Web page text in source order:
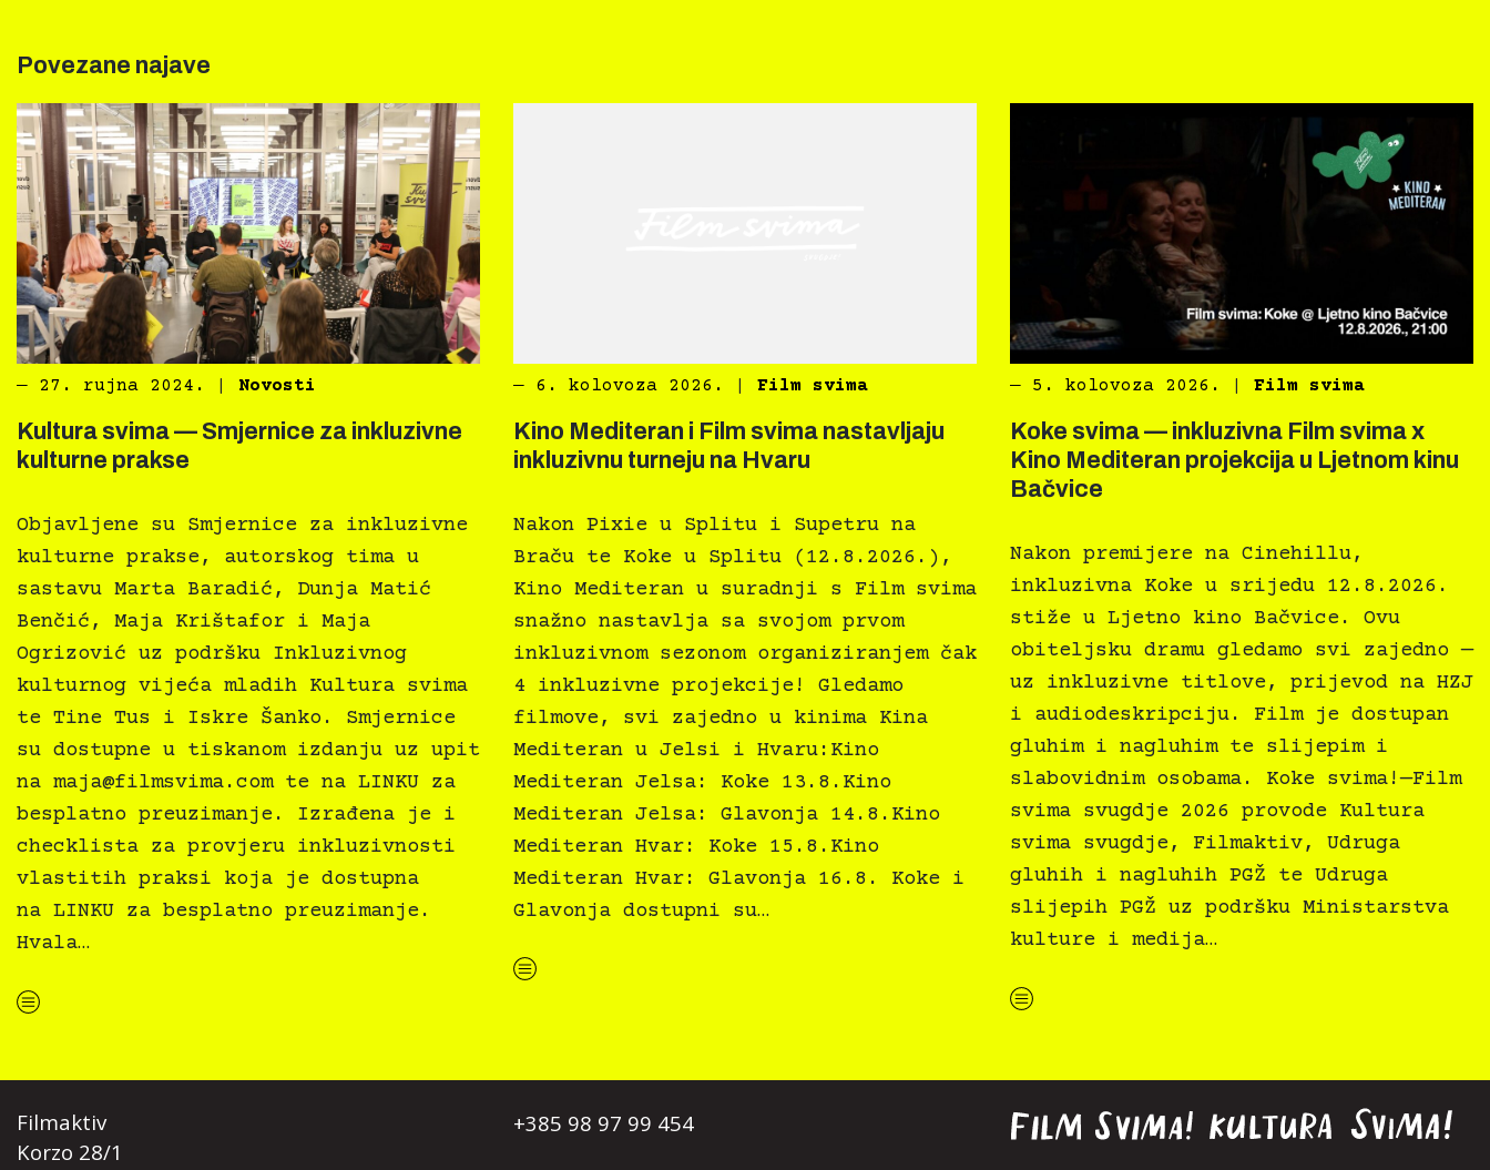
Povezane najave
― 27. rujna 2024. Novosti
Kultura svima — Smjernice za inkluzivne
kulturne prakse
Objavljene su Smjernice za inkluzivne
kulturne prakse, autorskog tima u
sastavu Marta Baradić, Dunja Matić
Benčić, Maja Krištafor i Maja
Ogrizović uz podršku Inkluzivnog
kulturnog vijeća mladih Kultura svima
te Tine Tus i Iskre Šanko. Smjernice
su dostupne u tiskanom izdanju uz upit
na maja@filmsvima.comte na LINKU za
besplatno preuzimanje. Izrađena je i
checklista za provjeru inkluzivnosti
vlastitih praksi koja je dostupna
na LINKU za besplatno preuzimanje.
Hvala…
“Kultura svima — Smjernice za inkluzivne kulturne prakse”
― 6. kolovoza 2026. Film svima
Kino Mediteran i Film svima nastavljaju
inkluzivnu turneju na Hvaru
Nakon Pixie u Splitu i Supetru na
Braču te Koke u Splitu (12.8.2026.),
Kino Mediteran u suradnji s Film svima
snažno nastavlja sa svojom prvom
inkluzivnom sezonom organiziranjem čak
4 inkluzivne projekcije! Gledamo
filmove, svi zajedno u kinima Kina
Mediteran u Jelsi i Hvaru:Kino
Mediteran Jelsa: Koke 13.8.Kino
Mediteran Jelsa: Glavonja 14.8.Kino
Mediteran Hvar: Koke 15.8.Kino
Mediteran Hvar: Glavonja 16.8. Koke i
Glavonja dostupni su…
“Kino Mediteran i Film svima nastavljaju inkluzivnu turneju na Hvaru”
― 5. kolovoza 2026. Film svima
Koke svima — inkluzivna Film svima x
Kino Mediteran projekcija u Ljetnom kinu
Bačvice
Nakon premijere na Cinehillu,
inkluzivna Koke u srijedu 12.8.2026.
stiže u Ljetno kino Bačvice. Ovu
obiteljsku dramu gledamo svi zajedno —
uz inkluzivne titlove, prijevod na HZJ
i audiodeskripciju. Film je dostupan
gluhim i nagluhim te slijepim i
slabovidnim osobama. Koke svima!—Film
svima svugdje 2026 provode Kultura
svima svugdje, Filmaktiv, Udruga
gluhih i nagluhih PGŽ te Udruga
slijepih PGŽ uz podršku Ministarstva
kulture i medija…
“Koke svima — inkluzivna Film svima x Kino Mediteran projekcija u Ljetnom kinu Bačvice”
Filmaktiv
Korzo 28/1
+385 98 97 99 454